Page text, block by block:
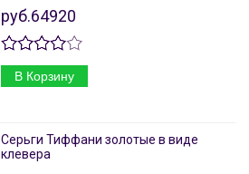
руб.64920
В Корзину
Серьги Тиффани золотые в виде
клевера